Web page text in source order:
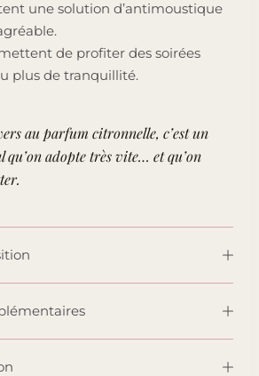
une solution d’antimoustique
de profiter des soirées
plus de tranquillité.
au parfum citronnelle, c’est un
adopte très vite… et qu’on